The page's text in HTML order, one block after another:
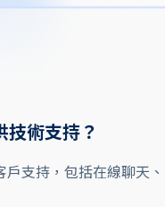
術支持？
戶支持，包括在線聊天